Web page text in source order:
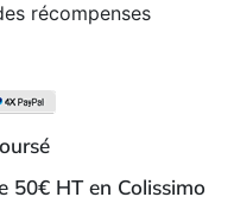
récompenses
50€ HT en Colissimo